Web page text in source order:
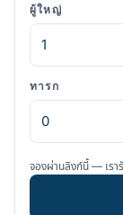
ผู้ใหญ่
ทารก
จองผ่านลิงก์นี้ — เรา